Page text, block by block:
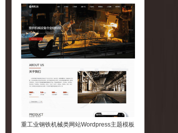
重工业钢铁机械类网站Wordpress主题模板